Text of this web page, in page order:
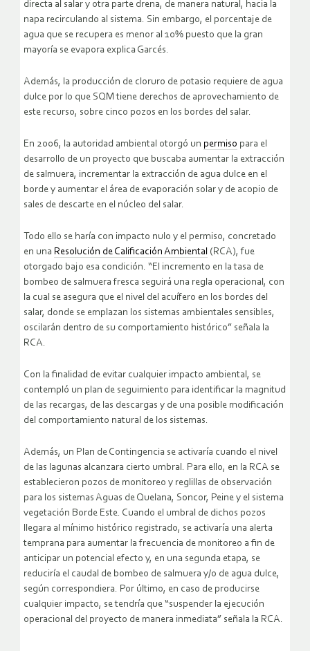
directa al salar y otra parte drena, de manera natural, hacia la
napa recirculando al sistema. Sin embargo, el porcentaje de
agua que se recupera es menor al 10% puesto que la gran
mayoría se evapora explica Garcés.
Además, la producción de cloruro de potasio requiere de agua
dulce por lo que SQM tiene derechos de aprovechamiento de
este recurso, sobre cinco pozos en los bordes del salar.
En 2006, la autoridad ambiental otorgó un permiso para el
desarrollo de un proyecto que buscaba aumentar la extracción
de salmuera, incrementar la extracción de agua dulce en el
borde y aumentar el área de evaporación solar y de acopio de
sales de descarte en el núcleo del salar.
Todo ello se haría con impacto nulo y el permiso, concretado
en una Resolución de Calificación Ambiental (RCA), fue
otorgado bajo esa condición. “El incremento en la tasa de
bombeo de salmuera fresca seguirá una regla operacional, con
la cual se asegura que el nivel del acuífero en los bordes del
salar, donde se emplazan los sistemas ambientales sensibles,
oscilarán dentro de su comportamiento histórico” señala la
RCA.
Con la finalidad de evitar cualquier impacto ambiental, se
contempló un plan de seguimiento para identificar la magnitud
de las recargas, de las descargas y de una posible modificación
del comportamiento natural de los sistemas.
Además, un Plan de Contingencia se activaría cuando el nivel
de las lagunas alcanzara cierto umbral. Para ello, en la RCA se
establecieron pozos de monitoreo y reglillas de observación
para los sistemas Aguas de Quelana, Soncor, Peine y el sistema
vegetación Borde Este. Cuando el umbral de dichos pozos
llegara al mínimo histórico registrado, se activaría una alerta
temprana para aumentar la frecuencia de monitoreo a fin de
anticipar un potencial efecto y, en una segunda etapa, se
reduciría el caudal de bombeo de salmuera y/o de agua dulce,
según correspondiera. Por último, en caso de producirse
cualquier impacto, se tendría que “suspender la ejecución
operacional del proyecto de manera inmediata” señala la RCA.